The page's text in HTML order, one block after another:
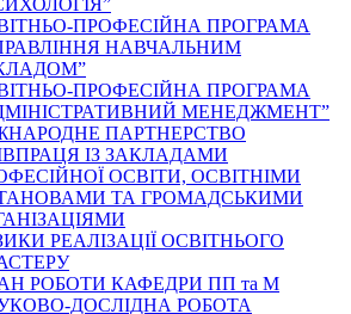
ПРОФЕСІЙНА ПРОГРАМА
НАВЧАЛЬНИМ
ПРОФЕСІЙНА ПРОГРАМА
МЕНЕДЖМЕНТ”
ПАРТНЕРСТВО
ІЗ ЗАКЛАДАМИ
ОСВІТИ, ОСВІТНІМИ
ТА ГРОМАДСЬКИМИ
РЕАЛІЗАЦІЇ ОСВІТНЬОГО
РОБОТИ КАФЕДРИ ПП та М
ДОСЛІДНА РОБОТА